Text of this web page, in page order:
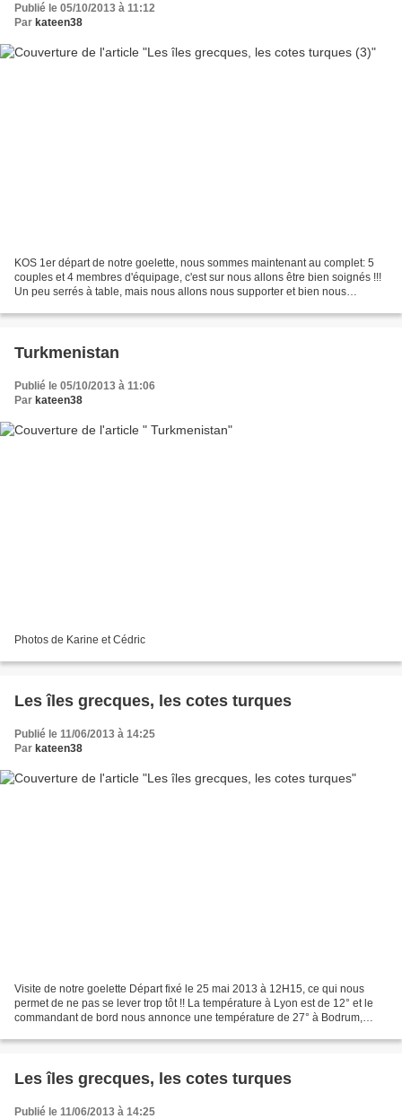
Publié le 05/10/2013 à 11:12
Par kateen38
KOS 1er départ de notre goelette, nous sommes maintenant au complet: 5
couples et 4 membres d'équipage, c'est sur nous allons être bien soignés !!!
Un peu serrés à table, mais nous allons nous supporter et bien nous
Turkmenistan
Publié le 05/10/2013 à 11:06
Par kateen38
Photos de Karine et Cédric
Les îles grecques, les cotes turques
Publié le 11/06/2013 à 14:25
Par kateen38
Visite de notre goelette Départ fixé le 25 mai 2013 à 12H15, ce qui nous
permet de ne pas se lever trop tôt !! La température à Lyon est de 12° et le
commandant de bord nous annonce une température de 27° à Bodrum,
Les îles grecques, les cotes turques
Publié le 11/06/2013 à 14:25